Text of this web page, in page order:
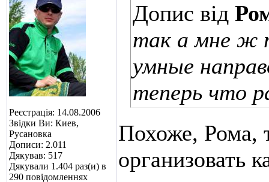
Реєстрація: 14.08.2006
Звідки Ви: Киев,
Русановка
Дописи: 2.011
Дякував: 517
Дякували 1.404 раз(и) в
290 повідомленнях
Допис від
так а мне ж
умные
теперь что
Похоже, Рома,
организовать